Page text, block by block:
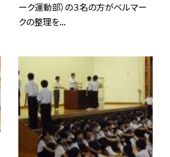
ーク運動部）の３名の方がベルマー
クの整理を...